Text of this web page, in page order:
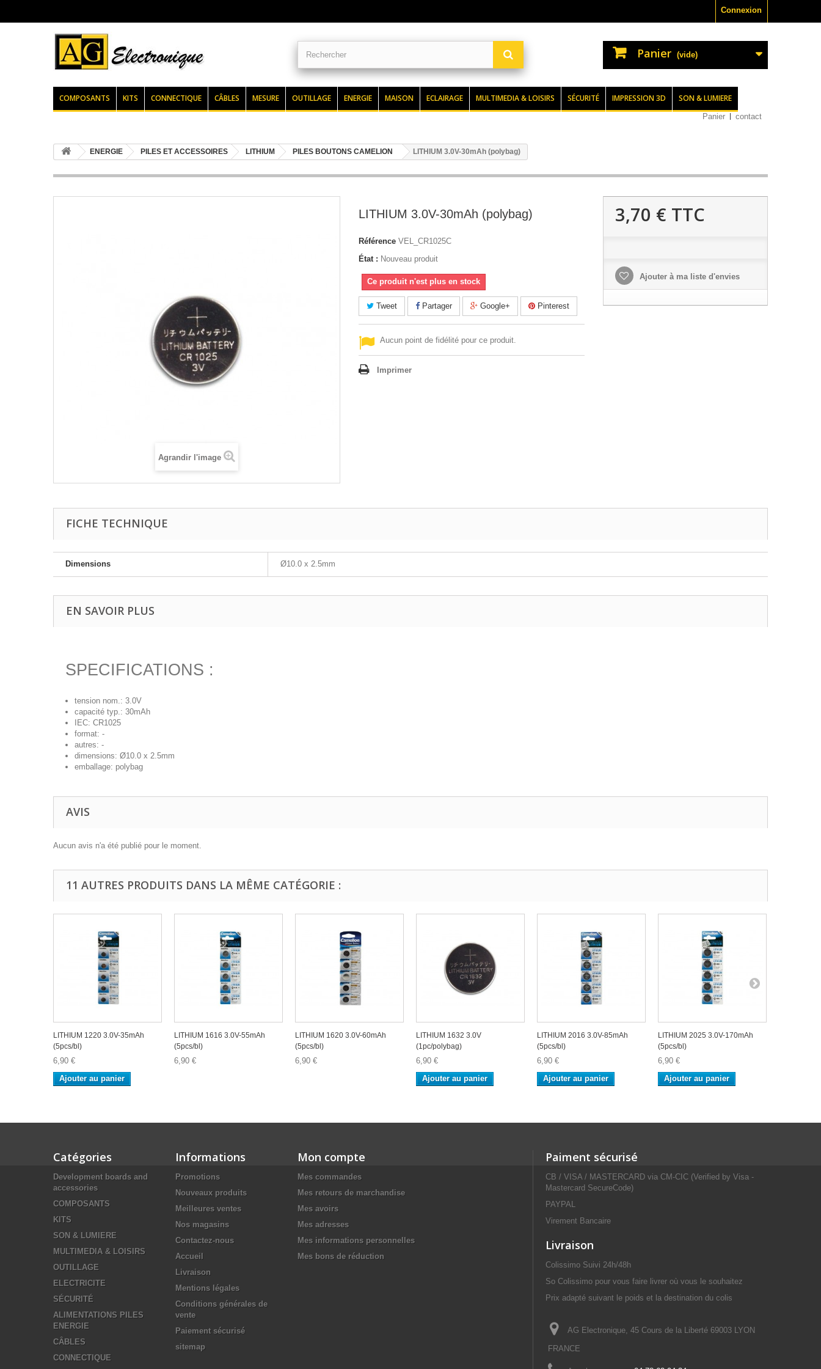
Connexion
Panier (vide)
COMPOSANTS KITS CONNECTIQUE CÂBLES MESURE OUTILLAGE ENERGIE MAISON ECLAIRAGE MULTIMEDIA & LOISIRS SÉCURITÉ IMPRESSION 3D SON & LUMIERE
Panier contact
ENERGIE PILES ET ACCESSOIRES LITHIUM PILES BOUTONS CAMELION LITHIUM 3.0V-30mAh (polybag)
Agrandir l'image
LITHIUM 3.0V-30mAh (polybag)
Référence VEL_CR1025C
État : Nouveau produit
Ce produit n'est plus en stock
Tweet Partager Google+ Pinterest
Aucun point de fidélité pour ce produit.
Imprimer
3,70 € TTC
Ajouter à ma liste d'envies
FICHE TECHNIQUE
Dimensions Ø10.0 x 2.5mm
EN SAVOIR PLUS
SPECIFICATIONS :
tension nom.: 3.0V
capacité typ.: 30mAh
IEC: CR1025
format: -
autres: -
dimensions: Ø10.0 x 2.5mm
emballage: polybag
AVIS
Aucun avis n'a été publié pour le moment.
11 AUTRES PRODUITS DANS LA MÊME CATÉGORIE :
LITHIUM 1220 3.0V-35mAh
(5pcs/bl)
6,90 €
Ajouter au panier
LITHIUM 1616 3.0V-55mAh
(5pcs/bl)
6,90 €
LITHIUM 1620 3.0V-60mAh
(5pcs/bl)
6,90 €
LITHIUM 1632 3.0V
(1pc/polybag)
6,90 €
Ajouter au panier
LITHIUM 2016 3.0V-85mAh
(5pcs/bl)
6,90 €
Ajouter au panier
LITHIUM 2025 3.0V-170mAh
(5pcs/bl)
6,90 €
Ajouter au panier
Catégories
Development boards and
accessories
COMPOSANTS
KITS
SON & LUMIERE
MULTIMEDIA & LOISIRS
OUTILLAGE
ELECTRICITE
SÉCURITÉ
ALIMENTATIONS PILES
ENERGIE
CÂBLES
CONNECTIQUE
Informations
Promotions
Nouveaux produits
Meilleures ventes
Nos magasins
Contactez-nous
Accueil
Livraison
Mentions légales
Conditions générales de
vente
Paiement sécurisé
sitemap
Mon compte
Mes commandes
Mes retours de marchandise
Mes avoirs
Mes adresses
Mes informations personnelles
Mes bons de réduction
Paiment sécurisé
CB / VISA / MASTERCARD via CM-CIC (Verified by Visa -
Mastercard SecureCode)
PAYPAL
Virement Bancaire
Livraison
Colissimo Suivi 24h/48h
So Colissimo pour vous faire livrer où vous le souhaitez
Prix adapté suivant le poids et la destination du colis
AG Electronique, 45 Cours de la Liberté 69003 LYON
FRANCE